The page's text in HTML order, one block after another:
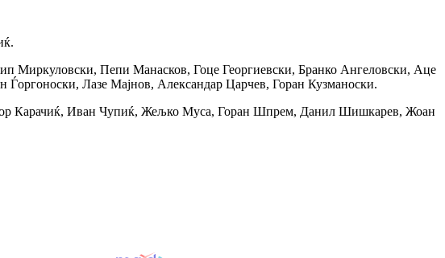
Миркуловски, Пепи Манасков, Гоце Георгиевски, Бранко Ангеловски, Аце
Лазе Мајнов, Александар Царчев, Горан Кузманоски.
Карачиќ, Иван Чупиќ, Жељко Муса, Горан Шпрем, Данил Шишкарев, Жоан